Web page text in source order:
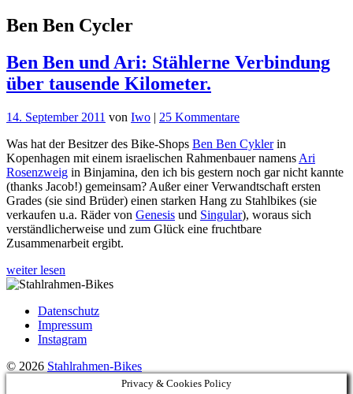
Ben Ben Cycler
Ben Ben und Ari: Stählerne Verbindung
über tausende Kilometer.
14. September 2011 von Iwo | 25 Kommentarezu
Ben
und
Ari:
Stählerne
Verbindung
über
tausende
Was hat der Besitzer des Bike-Shops Ben Ben Cyklerin
Kopenhagen mit einem israelischen Rahmenbauer namens Ari
Rosenzweig in Binjamina, den ich bis gestern noch gar nicht kannte
(thanks Jacob!) gemeinsam? Außer einer Verwandtschaft ersten
Grades (sie sind Brüder) einen starken Hang zu Stahlbikes (sie
verkaufen u.a. Räder von Genesis und Singular), woraus sich
verständlicherweise und zum Glück eine fruchtbare
Zusammenarbeit ergibt.
weiter lesen
Datenschutz
Impressum
Instagram
© 2026 Stahlrahmen-Bikes
Privacy & Cookies Policy